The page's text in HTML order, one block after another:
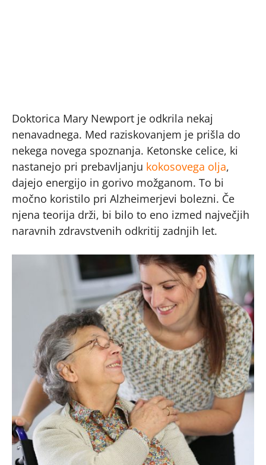
Doktorica Mary Newport je odkrila nekaj
nenavadnega. Med raziskovanjem je prišla do
nekega novega spoznanja. Ketonske celice, ki
nastanejo pri prebavljanju kokosovega olja,
dajejo energijo in gorivo možganom. To bi
močno koristilo pri Alzheimerjevi bolezni. Če
njena teorija drži, bi bilo to eno izmed največjih
naravnih zdravstvenih odkritij zadnjih let.